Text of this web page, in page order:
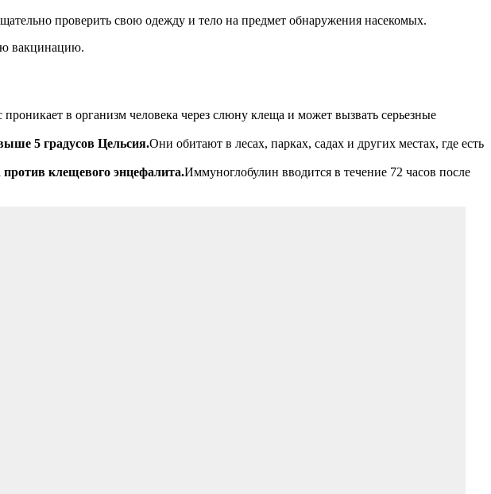
проверить свою одежду и тело на предмет обнаружения насекомых.
вакцинацию.
проникает в организм человека через слюну клеща и может вызвать серьезные
5 градусов Цельсия.Они обитают в лесах, парках, садах и других местах, где есть
клещевого энцефалита.Иммуноглобулин вводится в течение 72 часов после